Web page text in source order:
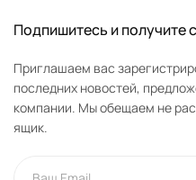
Подпишитесь и получите
Приглашаем вас
последних новостей,
компании. Мы обещаем не
ящик.